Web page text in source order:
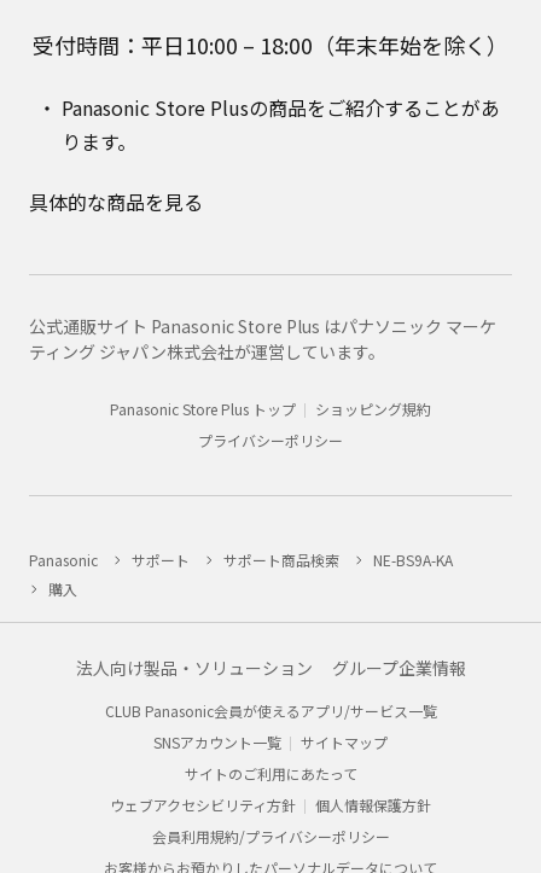
受付時間：平日10:00 – 18:00（年末年始を除く）
Panasonic Store Plusの商品をご紹介することがあ
ります。
具体的な商品を見る
公式通販サイト Panasonic Store Plus はパナソニック マーケ
ティング ジャパン株式会社が運営しています。
Panasonic Store Plus トップ
ショッピング規約
プライバシーポリシー
Panasonic サポート サポート商品検索
NE-BS9A-KA
購入
法人向け製品・ソリューション グループ企業情報
CLUB Panasonic会員が使えるアプリ/サービス一覧
SNSアカウント一覧
サイトマップ
サイトのご利用にあたって
ウェブアクセシビリティ方針
個人情報保護方針
会員利用規約/プライバシーポリシー
お客様からお預かりしたパーソナルデータについて